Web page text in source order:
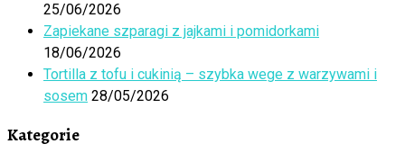
25/06/2026
Zapiekane szparagi z jajkami i pomidorkami
18/06/2026
Tortilla z tofu i cukinią – szybka wege z warzywami i
sosem 28/05/2026
Kategorie